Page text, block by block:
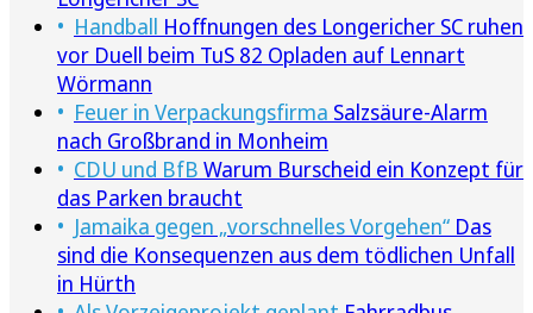
Handball Hoffnungen des Longericher SC ruhen
vor Duell beim TuS 82 Opladen auf Lennart
Wörmann
Feuer in Verpackungsfirma Salzsäure-Alarm
nach Großbrand in Monheim
CDU und BfB Warum Burscheid ein Konzept für
das Parken braucht
Jamaika gegen „vorschnelles Vorgehen“ Das
sind die Konsequenzen aus dem tödlichen Unfall
in Hürth